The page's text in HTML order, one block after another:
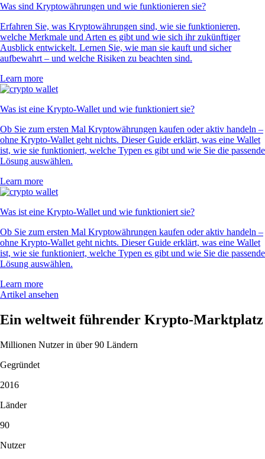
Was sind Kryptowährungen und wie funktionieren sie?
Erfahren Sie, was Kryptowährungen sind, wie sie funktionieren,
welche Merkmale und Arten es gibt und wie sich ihr zukünftiger
Ausblick entwickelt. Lernen Sie, wie man sie kauft und sicher
aufbewahrt – und welche Risiken zu beachten sind.
Learn more
Was ist eine Krypto-Wallet und wie funktioniert sie?
Ob Sie zum ersten Mal Kryptowährungen kaufen oder aktiv handeln –
ohne Krypto-Wallet geht nichts. Dieser Guide erklärt, was eine Wallet
ist, wie sie funktioniert, welche Typen es gibt und wie Sie die passende
Lösung auswählen.
Learn more
Was ist eine Krypto-Wallet und wie funktioniert sie?
Ob Sie zum ersten Mal Kryptowährungen kaufen oder aktiv handeln –
ohne Krypto-Wallet geht nichts. Dieser Guide erklärt, was eine Wallet
ist, wie sie funktioniert, welche Typen es gibt und wie Sie die passende
Lösung auswählen.
Learn more
Artikel ansehen
Ein weltweit führender Krypto-Marktplatz
Millionen Nutzer in über 90 Ländern
Gegründet
2016
Länder
90
Nutzer